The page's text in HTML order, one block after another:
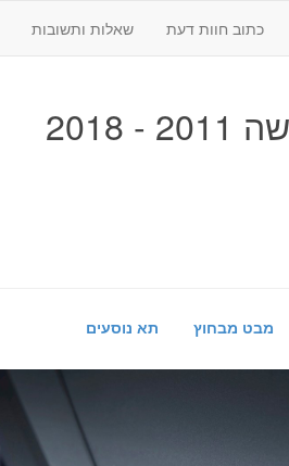
כתוב חוות דעת שאלות ותשובות
תא נוסעים מבט מבחוץ